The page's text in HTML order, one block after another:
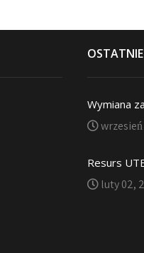
Wymiana
wrzesień
Resurs
luty 02,